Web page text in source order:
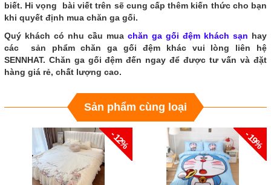
biết. Hi vọng bài viết trên sẽ cung cấp thêm kiến ​​thức cho bạn
khi quyết định mua chăn ga gối.
Quý khách có nhu cầu mua chăn ga gối đệm khách sạn hay
các sản phẩm chăn ga gối đệm khác vui lòng liên hệ
SENNHAT. Chăn ga gối đệm đến ngay để được tư vấn và đặt
hàng giá rẻ, chất lượng cao.
Sản phẩm cùng loại
- 12% - 19%